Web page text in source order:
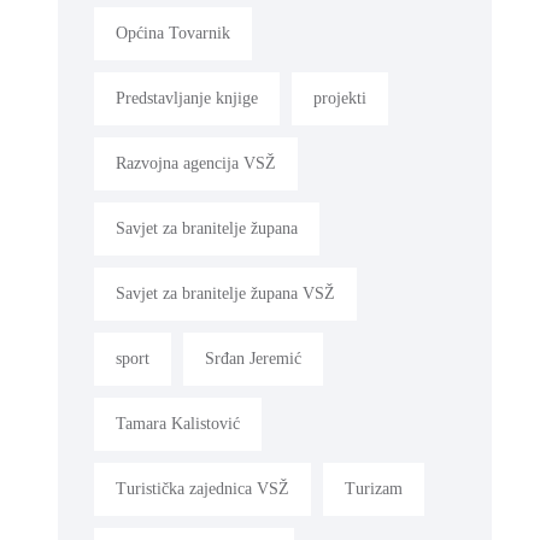
Općina Tovarnik
Predstavljanje knjige projekti
Razvojna agencija VSŽ
Savjet za branitelje župana
Savjet za branitelje župana VSŽ
sport Srđan Jeremić
Tamara Kalistović
Turistička zajednica VSŽ Turizam